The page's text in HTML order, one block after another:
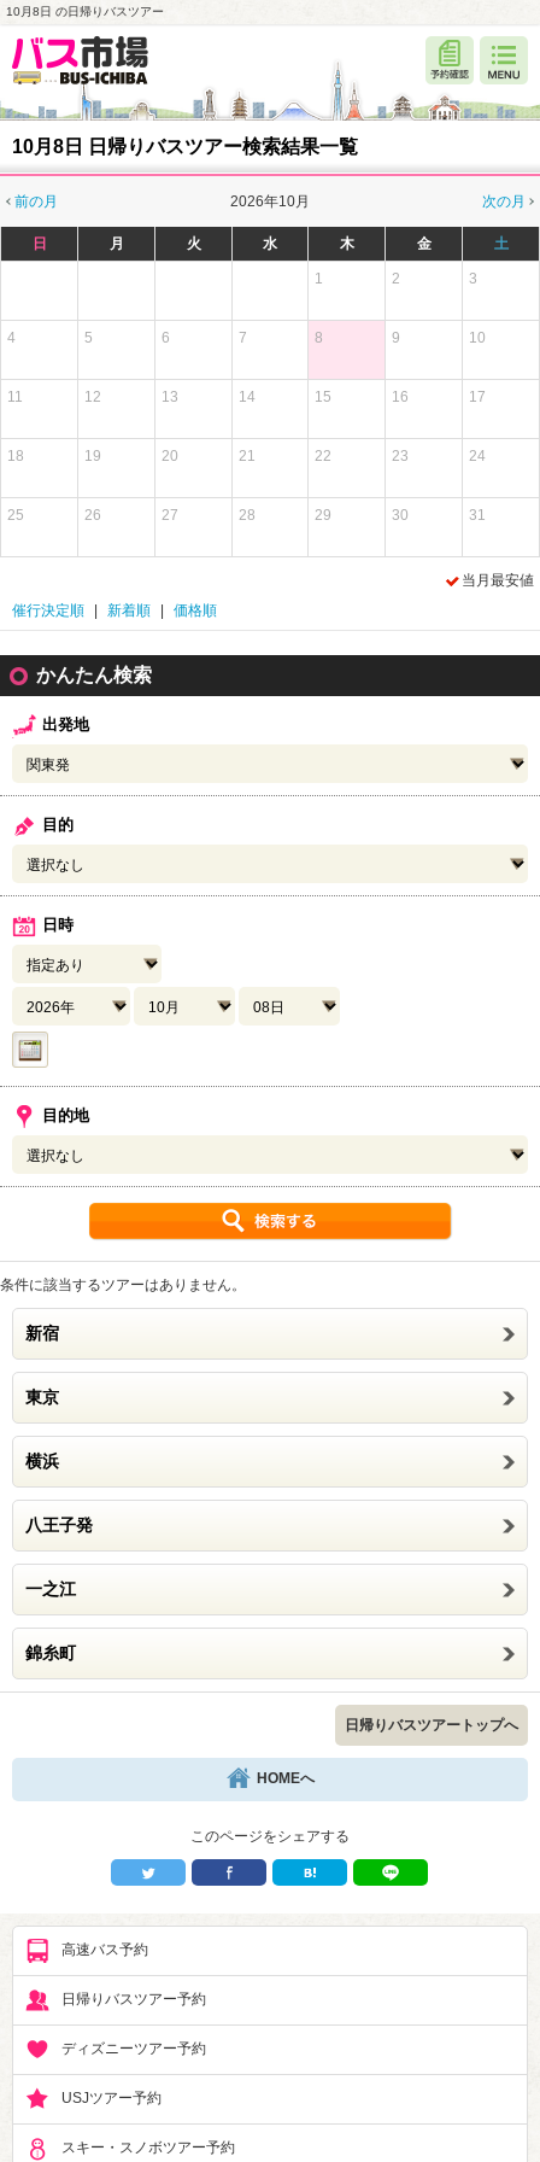
10月8日 の日帰りバスツアー
10月8日 日帰りバスツアー検索結果一覧
前の月 次の月
2026年10月
日 月 火 水 木 金 土
1 2 3
4 5 6 7 8 9 10
11 12 13 14 15 16 17
18 19 20 21 22 23 24
25 26 27 28 29 30 31
当月最安値
催行決定順
新着順 価格順
かんたん検索
出発地
目的
日時
目的地
条件に該当するツアーはありません。
新宿
東京
横浜
八王子発
一之江
錦糸町
日帰りバスツアートップへ
HOMEへ
このページをシェアする
高速バス予約
日帰りバスツアー予約
ディズニーツアー予約
USJツアー予約
スキー・スノボツアー予約